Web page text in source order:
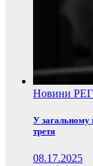
Новини
У загальному
третя
08.17.2025